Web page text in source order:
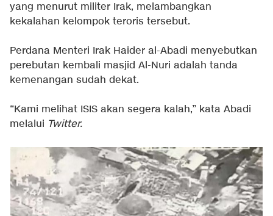
yang menurut militer Irak, melambangkan
kekalahan kelompok teroris tersebut.
Perdana Menteri Irak Haider al-Abadi menyebutkan
perebutan kembali masjid Al-Nuri adalah tanda
kemenangan sudah dekat.
“Kami melihat ISIS akan segera kalah,” kata Abadi
melalui Twitter.